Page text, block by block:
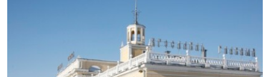
РАСПИСАНИЕ ВЕЩАНИЯ
ПОДПИШИТЕСЬ НА РАССЫЛКУ